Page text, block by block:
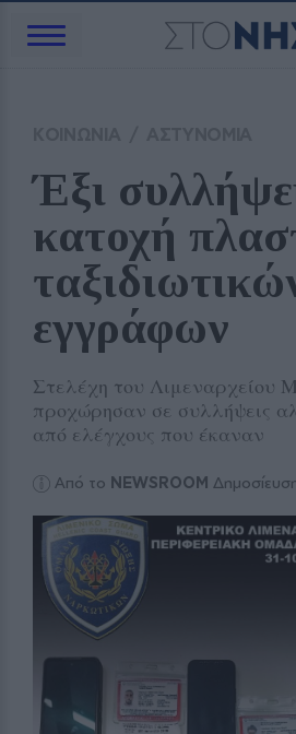
Έξι
κατοχή
εγγράφων
Στελέχη του Λιμεναρχείου
προχώρησαν σε συλλήψεις
από ελέγχους που έκαναν
Από το NEWSROOM